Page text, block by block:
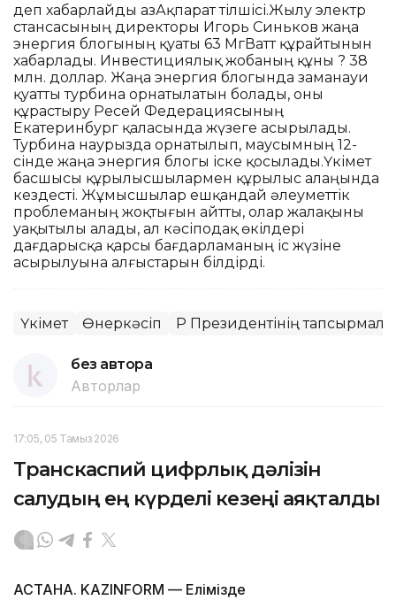
деп хабарлайды ҚазАқпарат тілшісі.Жылу электр
стансасының директоры Игорь Синьков жаңа
энергия блогының қуаты 63 МгВатт құрайтынын
хабарлады. Инвестициялық жобаның құны ? 38
млн. доллар. Жаңа энергия блогында заманауи
қуатты турбина орнатылатын болады, оны
құрастыру Ресей Федерациясының
Екатеринбург қаласында жүзеге асырылады.
Турбина наурызда орнатылып, маусымның 12-
сінде жаңа энергия блогы іске қосылады.Үкімет
басшысы құрылысшылармен құрылыс алаңында
кездесті. Жұмысшылар ешқандай әлеуметтік
проблеманың жоқтығын айтты, олар жалақыны
уақытылы алады, ал кәсіподақ өкілдері
дағдарысқа қарсы бағдарламаның іс жүзіне
асырылуына алғыстарын білдірді.
Үкімет Өнеркәсіп ҚР Президентінің
без автора
Авторлар
17:05, 05 Тамыз 2026
Транскаспий цифрлық дәлізін
салудың ең күрделі кезеңі аяқталды
АСТАНА. KAZINFORM — Елімізде